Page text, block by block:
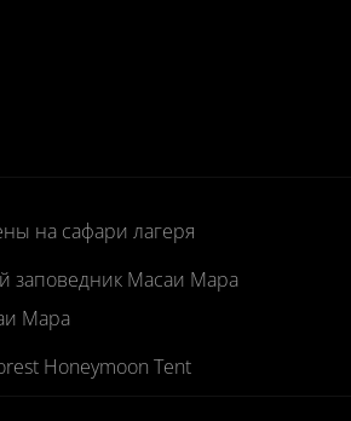
на сафари лагеря
заповедник Масаи Мара
Мара
Honeymoon Tent